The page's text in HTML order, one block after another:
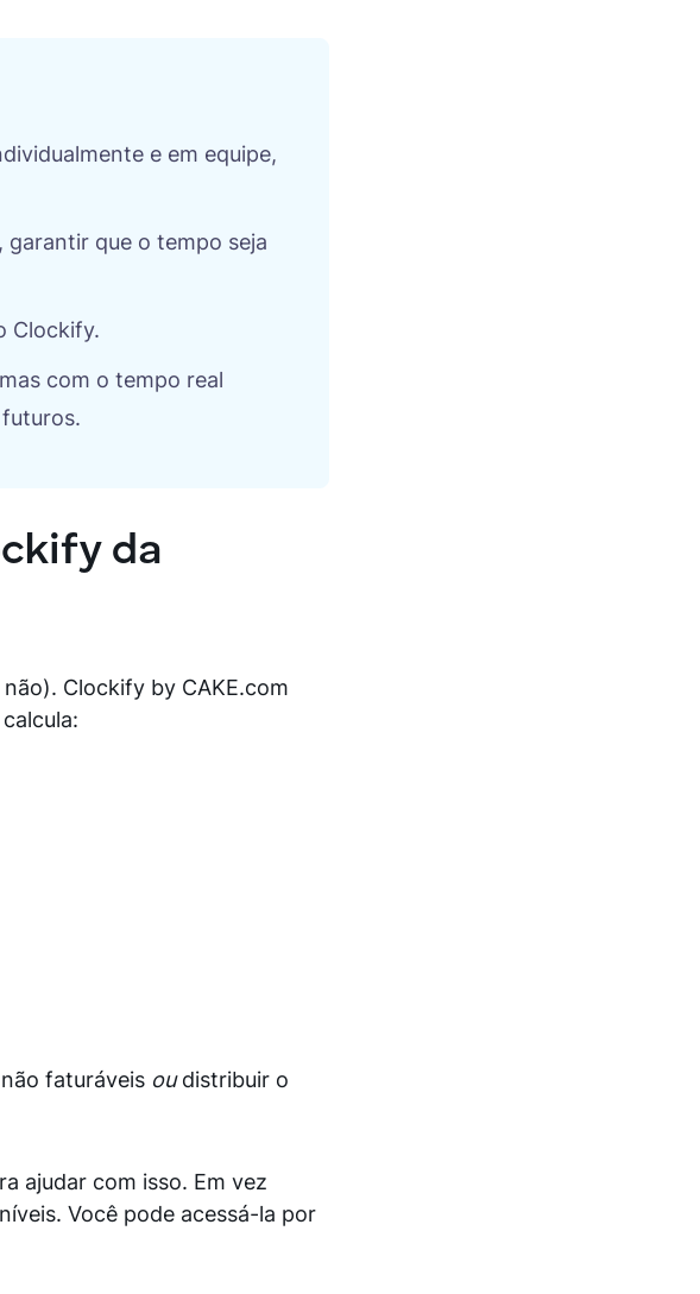
e em equipe,
que o tempo seja
Clockify.
com o tempo real
da
Clockify by CAKE.com
faturáveis oudistribuir o
ajudar com isso. Em vez
Você pode acessá-la por